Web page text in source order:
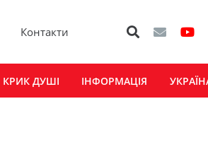
Контакти
КРИК ДУШІ ІНФОРМАЦІЯ